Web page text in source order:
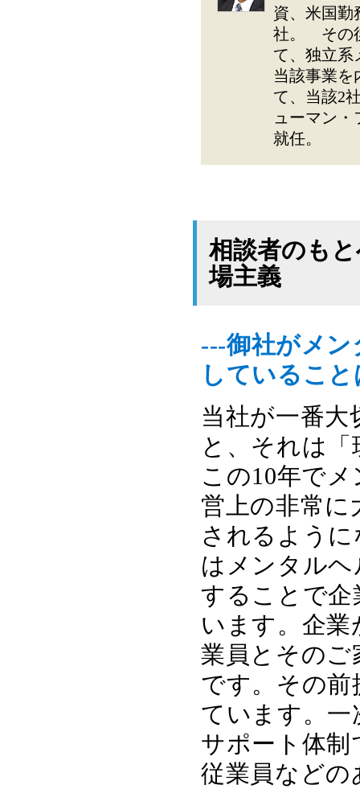
資、米国勤
社。 その
て、独立系
当該事業を
て、当該2
ューマン
就任。
相談者のも
場主義
---御社がメ
しているこ
当社が一番
と、それは
この10年で
営上の非常に
されるよう
はメンタル
することで企
います。企
業員とそのご
です。その
ています。
サポート体制
従業員などの